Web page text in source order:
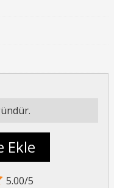
Ekle
5.00/5